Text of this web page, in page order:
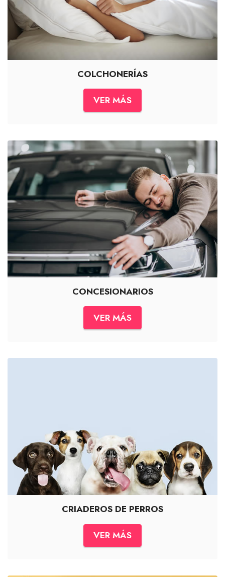
COLCHONERÍAS
VER MÁS
CONCESIONARIOS
VER MÁS
CRIADEROS DE PERROS
VER MÁS